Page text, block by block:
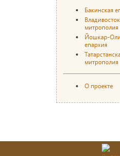
Бакинская
митрополия
Йошкар-
епархия
митрополия
О проекте